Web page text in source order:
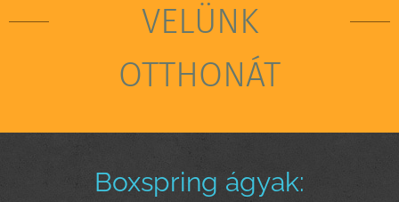
VELÜNK
OTTHONÁT
Boxspring ágyak: